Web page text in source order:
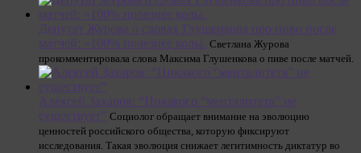
Депутат Журова о словах Глушенкова про пиво после
матчей: «100% полезнее колы. Светлана Журова
прокомментировала слова Максима Глушенкова о пиве после матчей.
Алексей Захаров: “Никакого “менталитета” не
существует” Социолог обращает внимание на эволюцию
ценностей российского общества, которую фиксируют
исследования. Такая эволюция снижает легитимность диктатур во